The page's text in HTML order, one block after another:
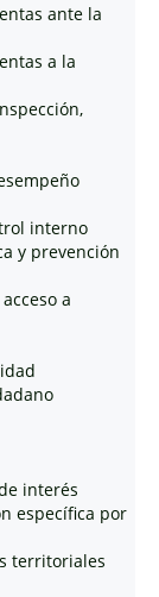
ante la
a la
interno
y prevención
a
interés
específica por
territoriales